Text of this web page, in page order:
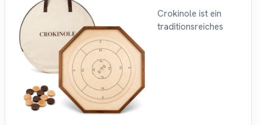
Crokinole ist ein
traditionsreiches